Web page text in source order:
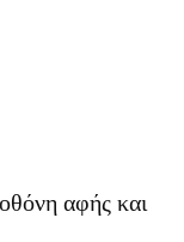
αφής και